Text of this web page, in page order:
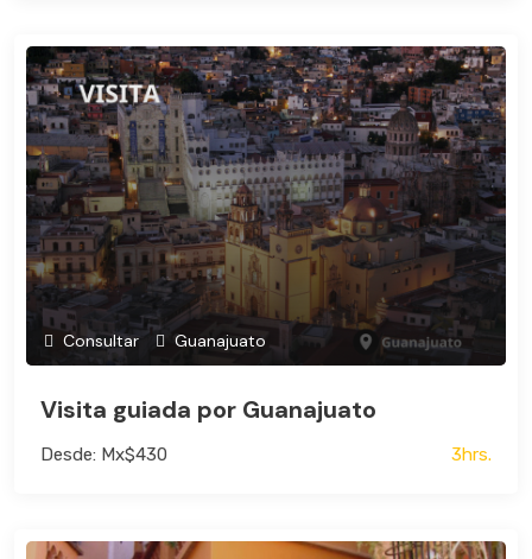
Consultar Guanajuato
Visita guiada por Guanajuato
Desde: Mx$430 3hrs.